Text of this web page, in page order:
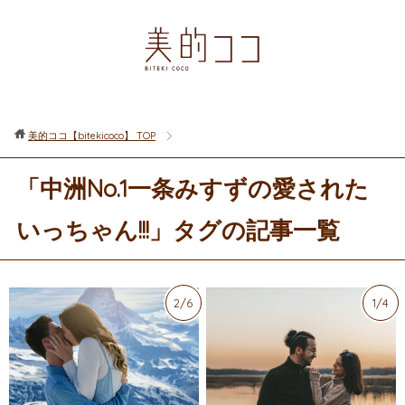
美的ココ【bitekicoco】 TOP
「中洲No.1一条みすずの愛された
いっちゃん!!!」タグの記事一覧
2/6 1/4